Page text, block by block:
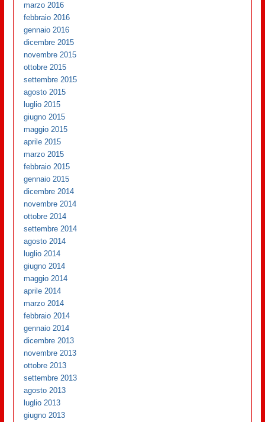
marzo 2016
febbraio 2016
gennaio 2016
dicembre 2015
novembre 2015
ottobre 2015
settembre 2015
agosto 2015
luglio 2015
giugno 2015
maggio 2015
aprile 2015
marzo 2015
febbraio 2015
gennaio 2015
dicembre 2014
novembre 2014
ottobre 2014
settembre 2014
agosto 2014
luglio 2014
giugno 2014
maggio 2014
aprile 2014
marzo 2014
febbraio 2014
gennaio 2014
dicembre 2013
novembre 2013
ottobre 2013
settembre 2013
agosto 2013
luglio 2013
giugno 2013